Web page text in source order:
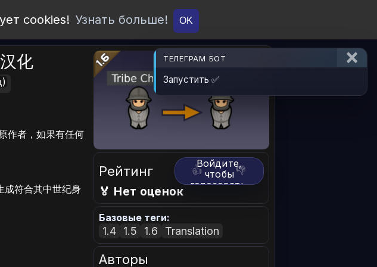
cookies! Узнать больше! OK
化
作者，如果有任何
成符合其中世纪身
Рейтинг 👍 👎
Войдите,
чтобы
голосовать.
🏅 Нет оценок
Базовые теги:
1.4 1.5 1.6 Translation
Авторы
ТЕЛЕГРАМ БОТ
Запустить ✅